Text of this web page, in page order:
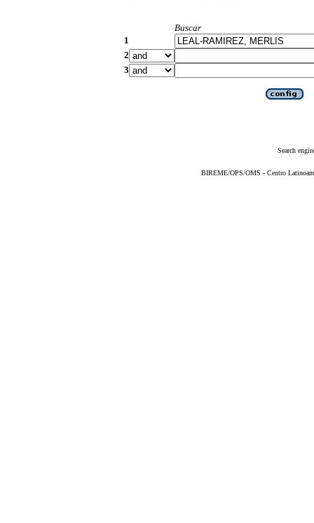
Buscar
1
2
3
Search
BIREME/OPS/OMS - Centro